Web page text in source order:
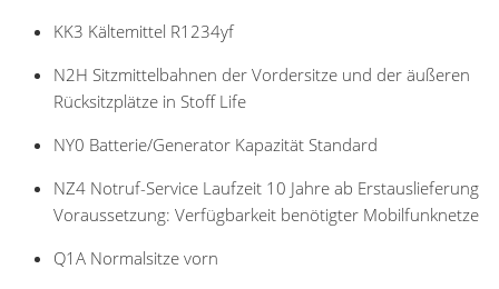
KK3 Kältemittel R1234yf
N2H Sitzmittelbahnen der Vordersitze und der äußeren
Rücksitzplätze in Stoff Life
NY0 Batterie/Generator Kapazität Standard
NZ4 Notruf-Service Laufzeit 10 Jahre ab Erstauslieferung
Voraussetzung: Verfügbarkeit benötigter Mobilfunknetze
Q1A Normalsitze vorn